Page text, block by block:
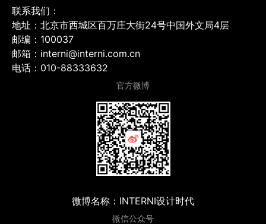
联系我们：
地址：北京市西城区百万庄大街24号中国外文局4层
邮编：100037
邮箱：interni@interni.com.cn
电话：010-88333632
官方微博
微博名称：INTERNI设计时代
微信公众号